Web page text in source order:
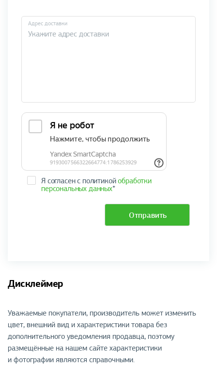
Адрес доставки
Я согласен с политикойобработки
персональных данных*
Отправить
Дисклеймер
Уважаемые покупатели, производитель может изменить
цвет, внешний вид и характеристики товара без
дополнительного уведомления продавца, поэтому
размещённые на нашем сайте характеристики
и фотографии являются справочными.